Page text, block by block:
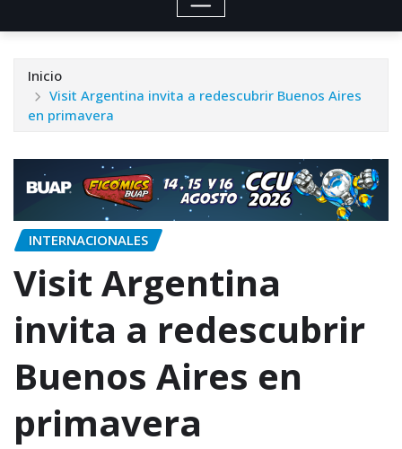
Inicio
Visit Argentina invita a redescubrir Buenos Aires
en primavera
INTERNACIONALES
Visit Argentina
invita a redescubrir
Buenos Aires en
primavera